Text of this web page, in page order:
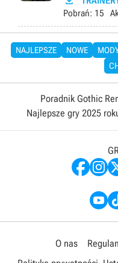
Pobrań: 15
NAJLEPSZE NOWE
Poradnik Gothic
Najlepsze gry 2025
O nas